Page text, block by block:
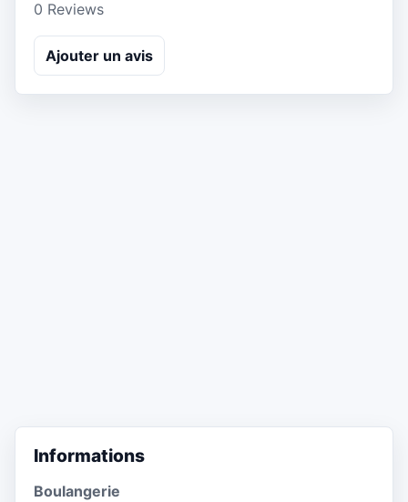
0 Reviews
Ajouter un avis
Informations
Boulangerie